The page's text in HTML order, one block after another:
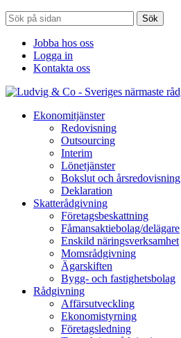
Sök
Jobba hos oss
Logga in
Kontakta oss
Ekonomitjänster
Redovisning
Outsourcing
Interim
Lönetjänster
Bokslut och årsredovisning
Deklaration
Skatterådgivning
Företagsbeskattning
Fåmansaktiebolag/delägare
Enskild näringsverksamhet
Momsrådgivning
Ägarskiften
Bygg- och fastighetsbolag
Rådgivning
Affärsutveckling
Ekonomistyrning
Företagsledning